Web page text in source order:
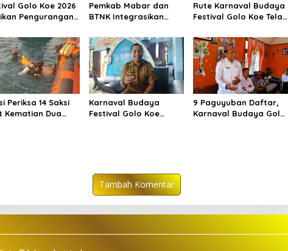
Golo Koe 2026
Pengurangan
Bersama
Labuan Bajo
Pemkab Mabar dan
BTNK Integrasikan
Rute Karnaval Budaya
Festival Golo Koe Telah
Jalurnya
Periksa 14 Saksi
Kematian Dua
Karnaval Budaya
Festival Golo Koe
9 Paguyuban Daftar,
Karnaval Budaya Golo
Tambah Komentar